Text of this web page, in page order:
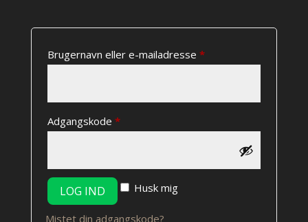
Brugernavn eller e-mailadresse *Påkrævet
Adgangskode *Påkrævet
Husk mig
LOG IND
Mistet din adgangskode?